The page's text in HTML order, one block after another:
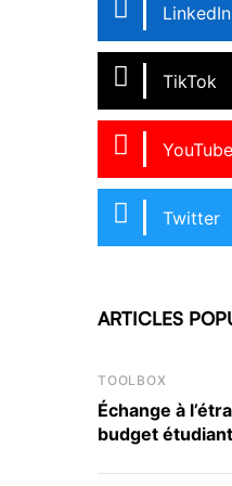
LinkedIn
TikTok
YouTube
Twitter
ARTICLES
TOOLBOX
Échange à
budget étudiant